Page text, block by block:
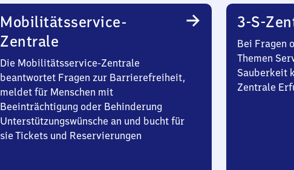
Mobilitätsservice-
Zentrale
Die Mobilitätsservice-Zentrale
beantwortet Fragen zur Barrierefreiheit,
meldet für Menschen mit
Beeinträchtigung oder Behinderung
Unterstützungswünsche an und bucht für
sie Tickets und Reservierungen
3-S-
Bei Fragen
Themen
Sauberkeit
Zentrale